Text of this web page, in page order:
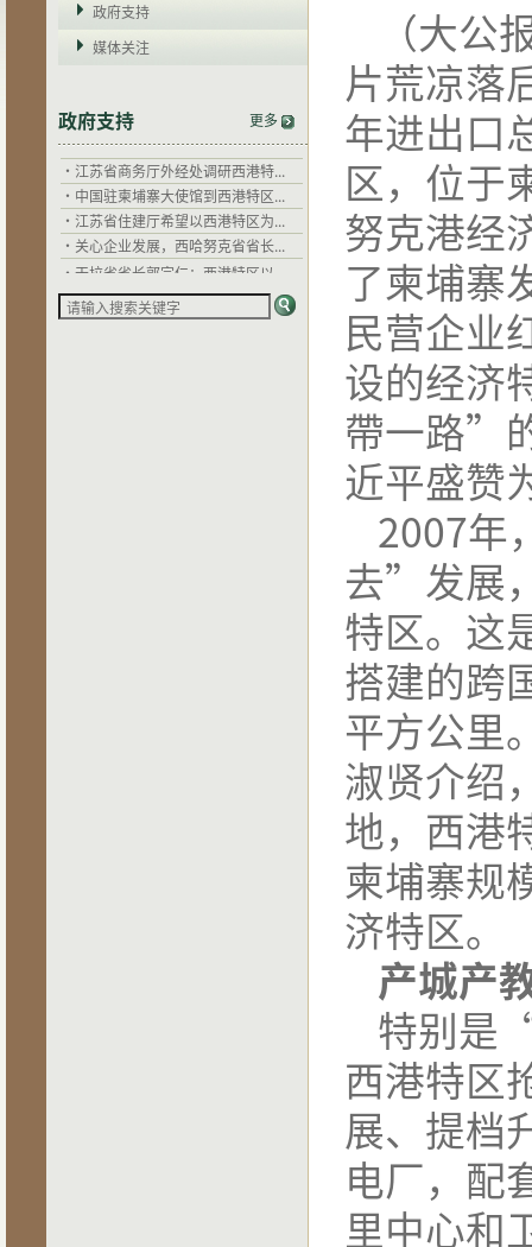
政府支持
媒体关注
政府支持 更多
·柬埔寨劳工与职业培训部部长毅...
·江苏省商务厅外经处调研西港特...
· 中国驻柬埔寨大使馆到西港特区...
· 江苏省住建厅希望以西港特区为...
· 关心企业发展，西哈努克省省长...
· 干拉省省长郭宗仁：西港特区以...
· 西哈努克省省长郭宗仁赞扬西港...
·柬埔寨劳工与职业培训部部长毅...
·江苏省商务厅外经处调研西港特...
（大公
片荒凉落
年进出口
区，位于
努克港经
了柬埔寨
民营企业
设的经济
帶一路”
近平盛赞
2007年
去”发展
特区。这
搭建的跨
平方公里
淑贤介绍
地，西港
柬埔寨规
济特区。
产城产
特别是
西港特区
展、提档
电厂，配
里中心和